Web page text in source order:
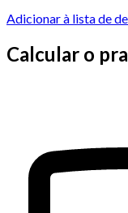
Adicionar à lista de
Calcular o